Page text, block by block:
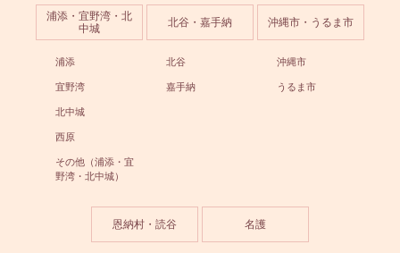
浦添・宜野湾・北
中城
浦添
宜野湾
北中城
西原
その他（浦添・宜
野湾・北中城）
北谷・嘉手納
北谷
嘉手納
沖縄市・うるま市
沖縄市
うるま市
恩納村・読谷 名護